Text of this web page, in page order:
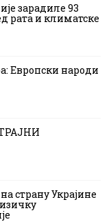
зарадиле 93
рата и климатске
Европски народи
страну Украјине